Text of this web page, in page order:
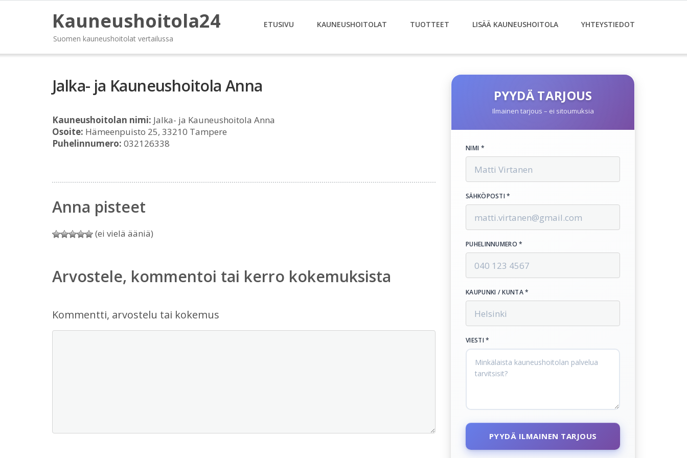
Kauneushoitola24
Suomen kauneushoitolat vertailussa
ETUSIVU KAUNEUSHOITOLAT TUOTTEET LISÄÄ KAUNEUSHOITOLA YHTEYSTIEDOT
Jalka- ja Kauneushoitola Anna
Kauneushoitolan nimi: Jalka- ja Kauneushoitola Anna
Osoite: Hämeenpuisto 25, 33210 Tampere
Puhelinnumero: 032126338
Anna pisteet
(ei vielä ääniä)
Arvostele, kommentoi tai kerro kokemuksista
Kommentti, arvostelu tai kokemus
PYYDÄ TARJOUS
Ilmainen tarjous – ei sitoumuksia
NIMI *
SÄHKÖPOSTI *
PUHELINNUMERO *
KAUPUNKI / KUNTA *
VIESTI *
PYYDÄ ILMAINEN TARJOUS